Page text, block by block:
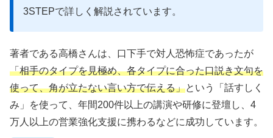
3STEPで詳しく解説されています。
著者である高橋さんは、口下手で対人恐怖症であったが
「相手のタイプを見極め、各タイプに合った口説き文句を
使って、角が立たない言い方で伝える」という「話すしく
み」を使って、年間200件以上の講演や研修に登壇し、4
万人以上の営業強化支援に携わるなどに成功しています。